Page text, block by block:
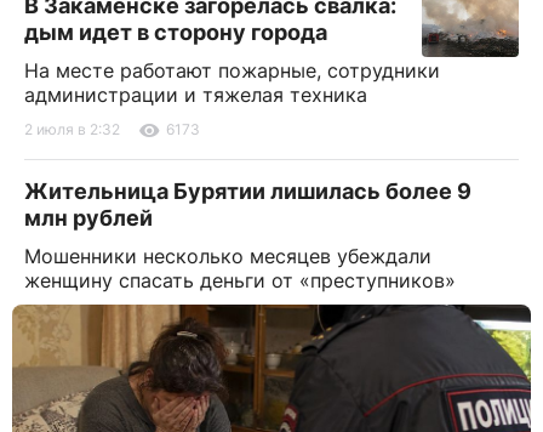
В Закаменске загорелась свалка:
дым идет в сторону города
На месте работают пожарные, сотрудники
администрации и тяжелая техника
2 июля в 2:32 6173
Жительница Бурятии лишилась более 9
млн рублей
Мошенники несколько месяцев убеждали
женщину спасать деньги от «преступников»